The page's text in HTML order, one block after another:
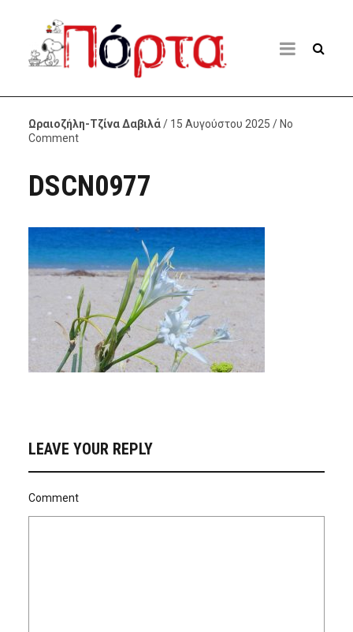
Ωραιοζήλη-Τζίνα Δαβιλά/ 15 Αυγούστου 2025 / No
Comment
DSCN0977
LEAVE YOUR REPLY
Comment